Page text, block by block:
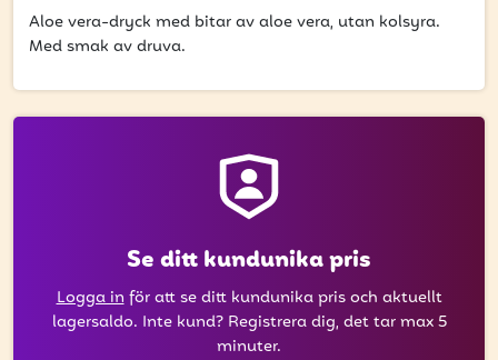
Ange din e-postadress nedan för att ta del av våra
E-postadress
Aloe vera-dryck med bitar av aloe vera, utan kolsyra.
Med smak av druva.
Se ditt kundunika pris
Logga inför att se ditt kundunika pris och aktuellt
lagersaldo. Inte kund? Registrera dig, det tar max 5
minuter.